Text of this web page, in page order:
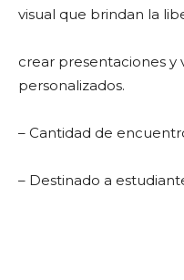
visual que brindan la
crear presentaciones
personalizados.
– Cantidad de
– Destinado a